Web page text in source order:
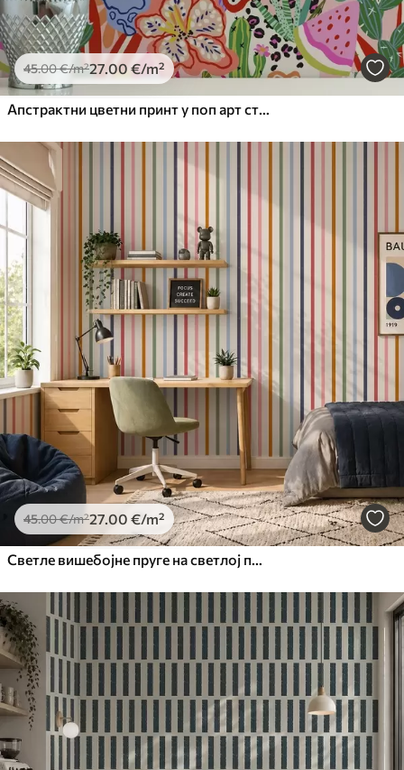
45.00€/m²27.00 €/m²
Апстрактни цветни принт у поп арт стилу
45.00€/m²27.00 €/m²
Светле вишебојне пруге на светлој позадини